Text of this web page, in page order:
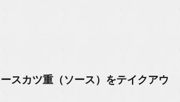
スカツ重（ソース）をテイクアウ